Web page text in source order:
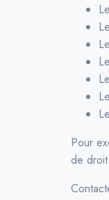
Pour
de